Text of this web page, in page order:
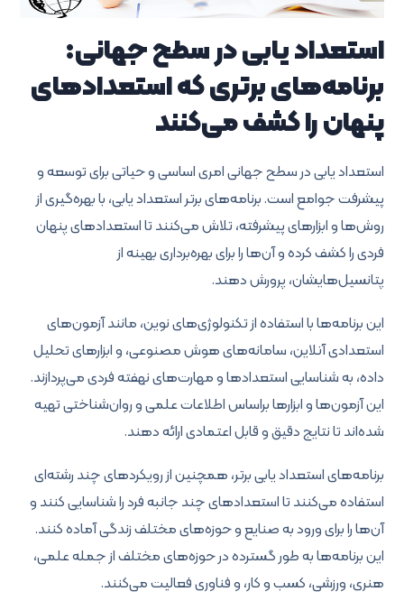
استعداد یابی در سطح جهانی:
برنامه‌های برتری که استعدادهای
پنهان را کشف می‌کنند
استعداد یابی در سطح جهانی امری اساسی و حیاتی برای توسعه و
پیشرفت جوامع است. برنامه‌های برتر استعداد یابی، با بهره‌گیری از
روش‌ها و ابزارهای پیشرفته، تلاش می‌کنند تا استعدادهای پنهان
فردی را کشف کرده و آن‌ها را برای بهره‌برداری بهینه از
پتانسیل‌هایشان، پرورش دهند.
این برنامه‌ها با استفاده از تکنولوژی‌های نوین، مانند آزمون‌های
استعدادی آنلاین، سامانه‌های هوش مصنوعی، و ابزارهای تحلیل
داده، به شناسایی استعدادها و مهارت‌های نهفته فردی می‌پردازند.
این آزمون‌ها و ابزارها براساس اطلاعات علمی و روان‌شناختی تهیه
شده‌اند تا نتایج دقیق و قابل اعتمادی ارائه دهند.
برنامه‌های استعداد یابی برتر، همچنین از رویکردهای چند رشته‌ای
استفاده می‌کنند تا استعدادهای چند جانبه فرد را شناسایی کنند و
آن‌ها را برای ورود به صنایع و حوزه‌های مختلف زندگی آماده کنند.
این برنامه‌ها به طور گسترده در حوزه‌های مختلف از جمله علمی،
هنری، ورزشی، کسب و کار، و فناوری فعالیت می‌کنند.